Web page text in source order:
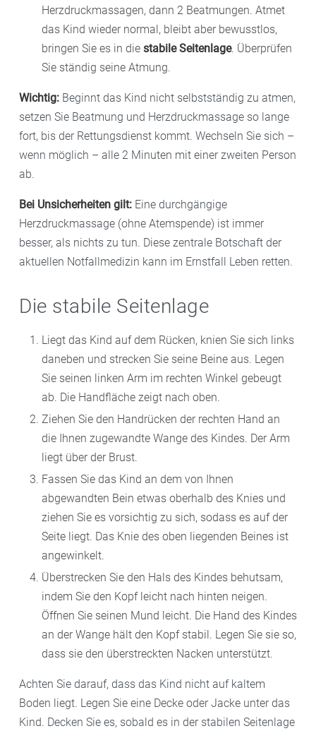
Herzdruckmassagen, dann 2 Beatmungen. Atmet
das Kind wieder normal, bleibt aber bewusstlos,
bringen Sie es in die stabile Seitenlage. Überprüfen
Sie ständig seine Atmung.
Wichtig: Beginnt das Kind nicht selbstständig zu atmen,
setzen Sie Beatmung und Herzdruckmassage so lange
fort, bis der Rettungsdienst kommt. Wechseln Sie sich –
wenn möglich – alle 2 Minuten mit einer zweiten Person
ab.
Bei Unsicherheiten gilt: Eine durchgängige
Herzdruckmassage (ohne Atemspende) ist immer
besser, als nichts zu tun. Diese zentrale Botschaft der
aktuellen Notfallmedizin kann im Ernstfall Leben retten.
Die stabile Seitenlage
Liegt das Kind auf dem Rücken, knien Sie sich links
daneben und strecken Sie seine Beine aus. Legen
Sie seinen linken Arm im rechten Winkel gebeugt
ab. Die Handfläche zeigt nach oben.
Ziehen Sie den Handrücken der rechten Hand an
die Ihnen zugewandte Wange des Kindes. Der Arm
liegt über der Brust.
Fassen Sie das Kind an dem von Ihnen
abgewandten Bein etwas oberhalb des Knies und
ziehen Sie es vorsichtig zu sich, sodass es auf der
Seite liegt. Das Knie des oben liegenden Beines ist
angewinkelt.
Überstrecken Sie den Hals des Kindes behutsam,
indem Sie den Kopf leicht nach hinten neigen.
Öffnen Sie seinen Mund leicht. Die Hand des Kindes
an der Wange hält den Kopf stabil. Legen Sie sie so,
dass sie den überstreckten Nacken unterstützt.
Achten Sie darauf, dass das Kind nicht auf kaltem
Boden liegt. Legen Sie eine Decke oder Jacke unter das
Kind. Decken Sie es, sobald es in der stabilen Seitenlage